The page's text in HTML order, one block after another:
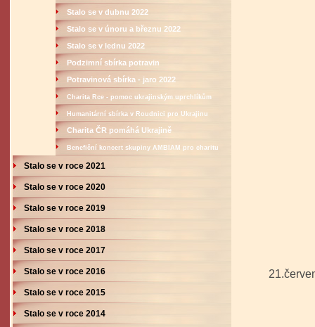
Stalo se v dubnu 2022
Stalo se v únoru a březnu 2022
Stalo se v lednu 2022
Podzimní sbírka potravin
Potravinová sbírka - jaro 2022
Charita Rce - pomoc ukrajinským uprchlíkům
Humanitární sbírka v Roudnici pro Ukrajinu
Charita ČR pomáhá Ukrajině
Benefiční koncert skupiny AMBIAM pro charitu
Stalo se v roce 2021
Stalo se v roce 2020
Stalo se v roce 2019
Stalo se v roce 2018
Stalo se v roce 2017
Stalo se v roce 2016
Stalo se v roce 2015
Stalo se v roce 2014